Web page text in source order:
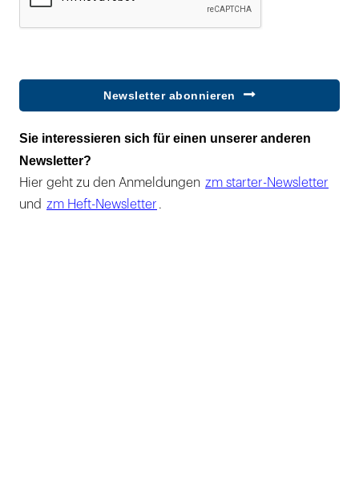
Newsletter abonnieren
Sie interessieren sich für einen unserer anderen
Newsletter?
Hier geht zu den Anmeldungen zm starter-Newsletter
und zm Heft-Newsletter .